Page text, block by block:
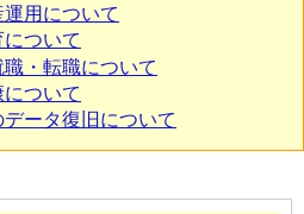
用について
ついて
・転職について
ついて
ータ復旧について